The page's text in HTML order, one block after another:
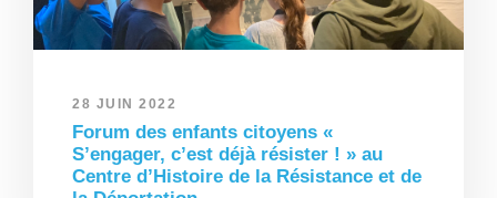
28 JUIN 2022
Forum des enfants citoyens «
S’engager, c’est déjà résister ! » au
Centre d’Histoire de la Résistance et de